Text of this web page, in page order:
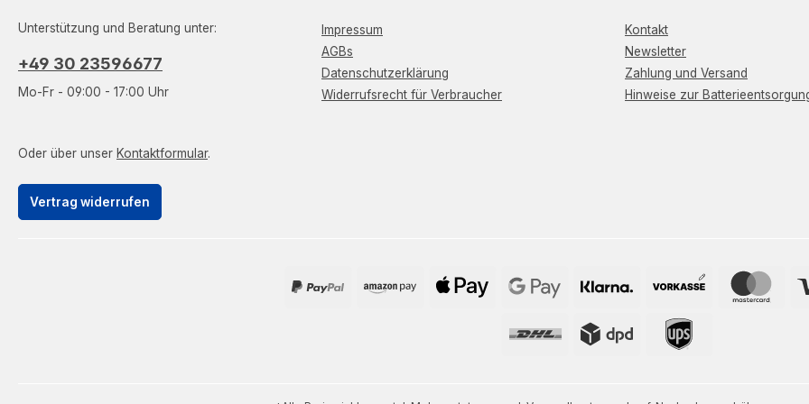
Unterstützung und Beratung unter:
+49 30 23596677
Mo-Fr - 09:00 - 17:00 Uhr
Oder über unser Kontaktformular.
Vertrag widerrufen
Impressum
AGBs
Datenschutzerklärung
Widerrufsrecht für Verbraucher
Kontakt
Newsletter
Zahlung und Versand
Hinweise zur